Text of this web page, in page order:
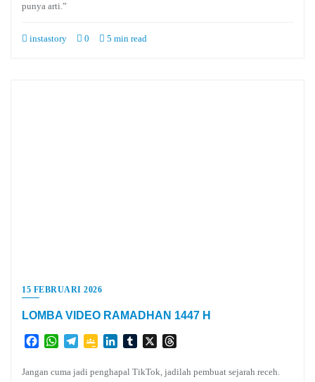
punya arti.”
instastory 0 5 min read
15 FEBRUARI 2026
LOMBA VIDEO RAMADHAN 1447 H
FacebookWhatsApp
TelegramGoogleLinkedInTumblr
X
Jangan cuma jadi penghapal TikTok, jadilah pembuat sejarah receh.